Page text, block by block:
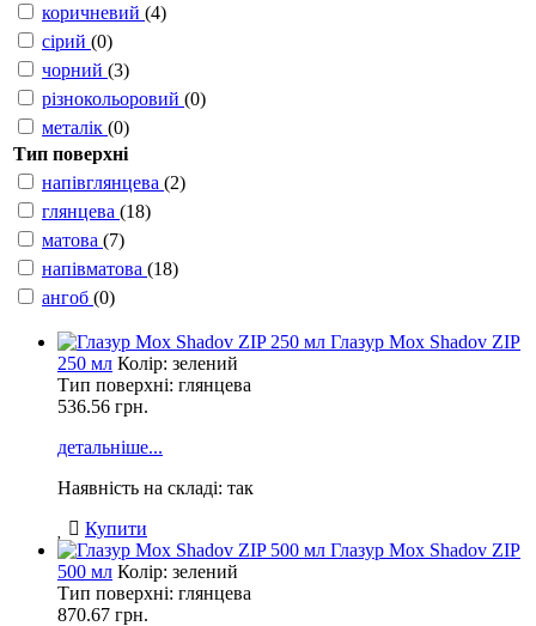
коричневий (4)
сірий (0)
чорний (3)
різнокольоровий (0)
металік (0)
Тип поверхні
напівглянцева (2)
глянцева (18)
матова (7)
напівматова (18)
ангоб (0)
Глазур Mox Shadov ZIP
250 мл Колір: зелений
Тип поверхні: глянцева
536.56 грн.
детальніше...
Наявність на складі: так
Купити
Глазур Mox Shadov ZIP
500 мл Колір: зелений
Тип поверхні: глянцева
870.67 грн.